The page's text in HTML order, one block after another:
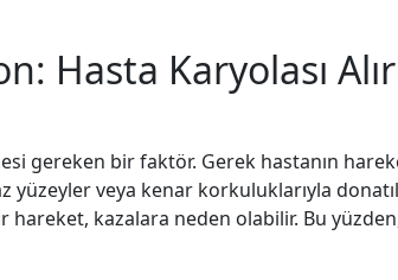
Hasta Karyolası
gereken bir faktör. Gerek hastanın
veya kenar korkuluklarıyla
hareket, kazalara neden olabilir. Bu